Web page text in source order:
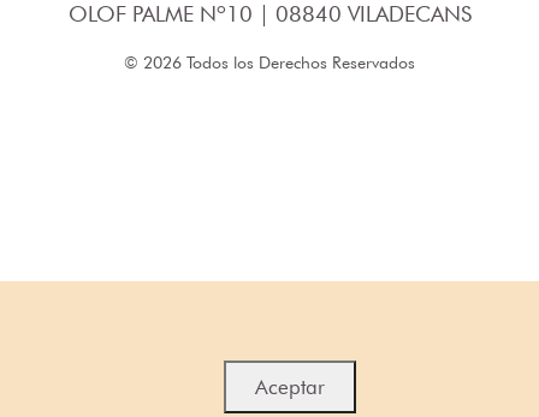
OLOF PALME Nº10 | 08840 VILADECANS
© 2026 Todos los Derechos Reservados
Aceptar